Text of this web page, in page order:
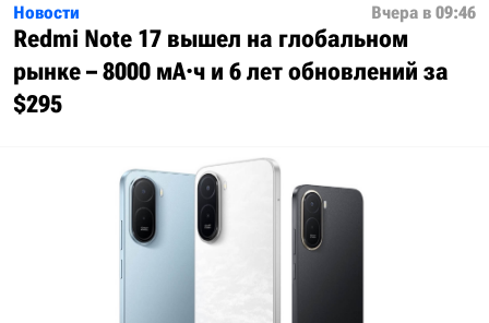
Новости Вчера в 09:46
Redmi Note 17 вышел на глобальном
рынке – 8000 мА·ч и 6 лет обновлений за
$295